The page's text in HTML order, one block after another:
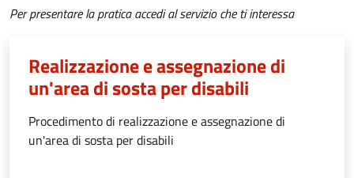
Per presentare la pratica accedi al servizio che ti interessa
Realizzazione e assegnazione di
un'area di sosta per disabili
Procedimento di realizzazione e assegnazione di
un'area di sosta per disabili